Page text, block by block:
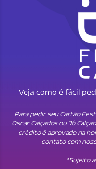
Veja como é fácil
Para pedir seu Cartão
Oscar Calçados ou Jô
crédito é aprovado na
contato com
*Sujeito